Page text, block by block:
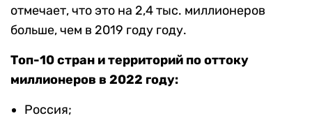
отмечает, что это на 2,4 тыс. миллионеров
больше, чем в 2019 году году.
Топ-10 стран и территорий по оттоку
миллионеров в 2022 году:
Россия;